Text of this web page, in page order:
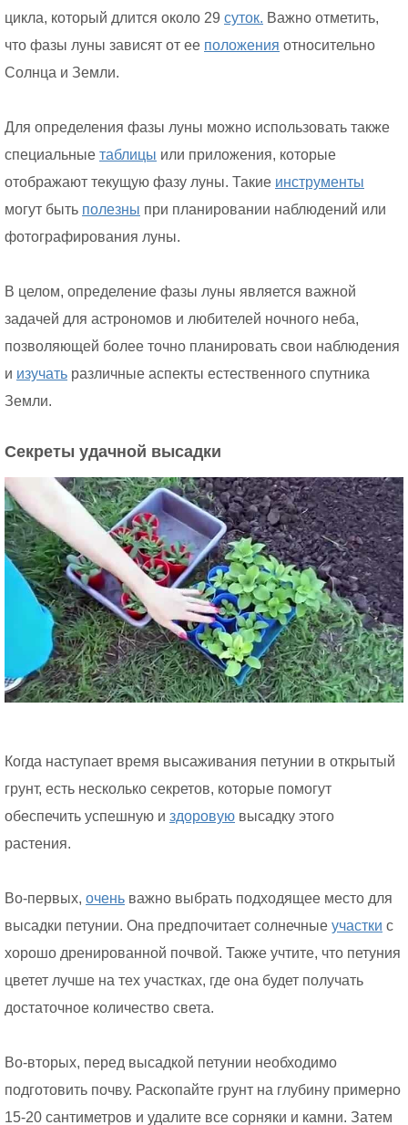
цикла, который длится около 29 суток. Важно отметить,
что фазы луны зависят от ее положения относительно
Солнца и Земли.
Для определения фазы луны можно использовать также
специальные таблицы или приложения, которые
отображают текущую фазу луны. Такие инструменты
могут быть полезны при планировании наблюдений или
фотографирования луны.
В целом, определение фазы луны является важной
задачей для астрономов и любителей ночного неба,
позволяющей более точно планировать свои наблюдения
и изучать различные аспекты естественного спутника
Земли.
Секреты удачной высадки
Когда наступает время высаживания петунии в открытый
грунт, есть несколько секретов, которые помогут
обеспечить успешную и здоровую высадку этого
растения.
Во-первых, очень важно выбрать подходящее место для
высадки петунии. Она предпочитает солнечные участки с
хорошо дренированной почвой. Также учтите, что петуния
цветет лучше на тех участках, где она будет получать
достаточное количество света.
Во-вторых, перед высадкой петунии необходимо
подготовить почву. Раскопайте грунт на глубину примерно
15-20 сантиметров и удалите все сорняки и камни. Затем